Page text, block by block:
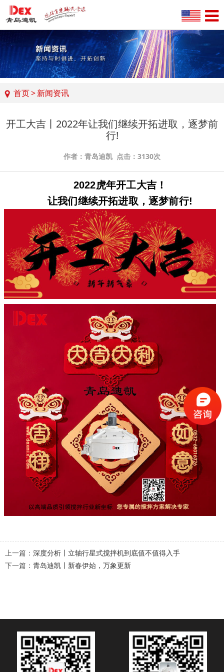
首页>新闻资讯
开工大吉丨2022年让我们继续开拓进取，逐梦前
行!​
作者：青岛迪凯 点击：3130次
2022虎年开工大吉！
让我们继续开拓进取，逐梦前行!
上一篇： 深度分析丨立轴行星式搅拌机到底值不值得入手
下一篇： 青岛迪凯丨新春伊始，万象更新